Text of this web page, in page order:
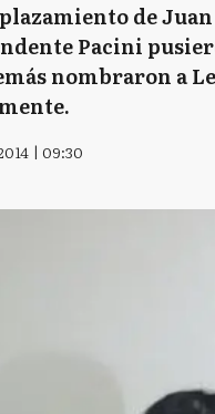
de
Pacini
nombraron a
| 09:30